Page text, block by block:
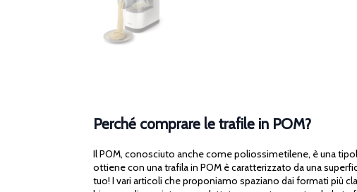
Perché comprare le trafile in POM?
Il POM, conosciuto anche come poliossimetilene, è una
ottiene con una trafila in POM è caratterizzato da una
tuo! I vari articoli che proponiamo spaziano dai formati più